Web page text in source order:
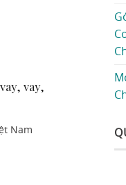
vay,
Nam